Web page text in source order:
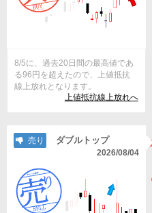
8/5に、過去20日間の最高値であ
る96円を超えたので、上値抵抗
線上放れとなります。
上値抵抗線上放れへ
売り ダブルトップ
2026/08/04